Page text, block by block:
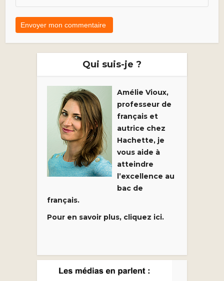
Qui suis-je ?
Amélie Vioux,
professeur de
français et
autrice chez
Hachette, je
vous aide à
atteindre
l’excellence au
bac de
français.
Pour en savoir plus, cliquez ici.